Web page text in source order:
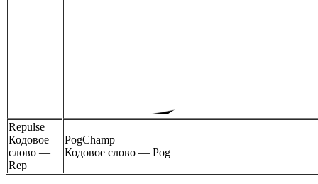
Repulse
Кодовое
слово —
Rep
PogChamp
Кодовое слово — Pog